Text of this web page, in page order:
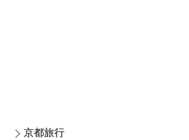
京都旅行